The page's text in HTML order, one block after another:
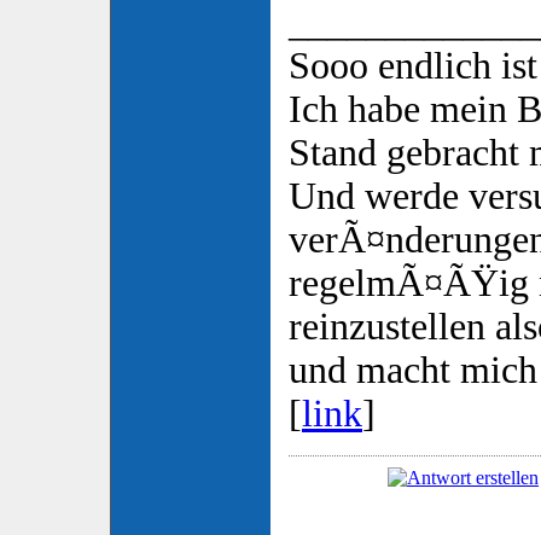
Sooo endlich
Ich habe mein
Stand
Und werde
regelmÃ¤ÃŸig
reinzustellen
und macht
[link]